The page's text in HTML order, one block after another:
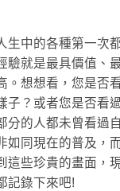
生中的各種第一次
驗就是最具價值、
。想想看，您是否
子？或者您是否看
分的人都未曾看過
如同現在的普及，
這些珍貴的畫面，
記錄下來吧!